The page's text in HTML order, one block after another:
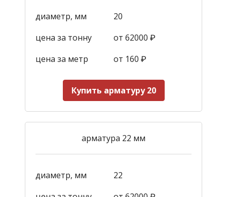
диаметр, мм
20
цена за тонну
от 62000 ₽
цена за метр
от 160 ₽
Купить арматуру 20
арматура 22 мм
диаметр, мм
22